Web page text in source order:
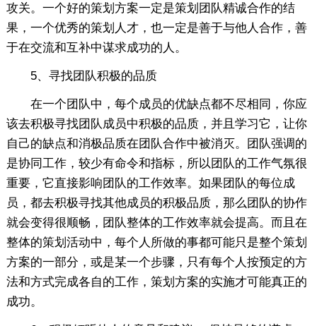
攻关。一个好的策划方案一定是策划团队精诚合作的结
果，一个优秀的策划人才，也一定是善于与他人合作，善
于在交流和互补中谋求成功的人。
5、寻找团队积极的品质
在一个团队中，每个成员的优缺点都不尽相同，你应
该去积极寻找团队成员中积极的品质，并且学习它，让你
自己的缺点和消极品质在团队合作中被消灭。团队强调的
是协同工作，较少有命令和指标，所以团队的工作气氛很
重要，它直接影响团队的工作效率。如果团队的每位成
员，都去积极寻找其他成员的积极品质，那么团队的协作
就会变得很顺畅，团队整体的工作效率就会提高。而且在
整体的策划活动中，每个人所做的事都可能只是整个策划
方案的一部分，或是某一个步骤，只有每个人按预定的方
法和方式完成各自的工作，策划方案的实施才可能真正的
成功。